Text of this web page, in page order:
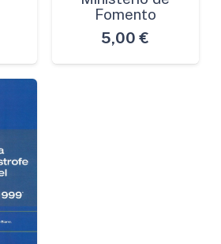
Fomento
5,00 €